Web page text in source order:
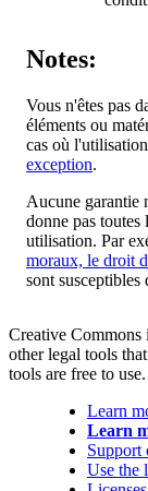
Notes:
Vous n'êtes pas
éléments ou
cas où
exception.
Aucune garantie
donne pas toutes
utilisation. Par
moraux, le droit
sont
Creative Commons
other legal tools
tools are free to use.
Learn
Learn
Support
Use the